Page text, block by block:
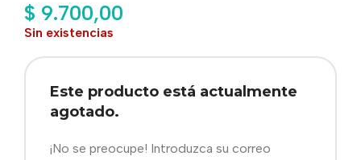
$ 9.700,00
Sin existencias
Este producto está actualmente
agotado.
¡No se preocupe! Introduzca su correo